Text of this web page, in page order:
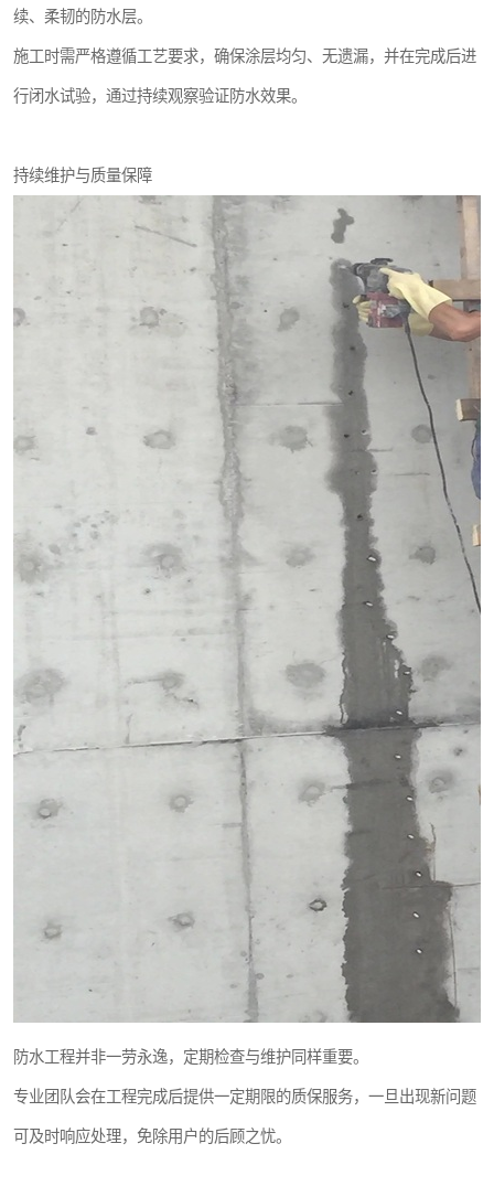
续、柔韧的防水层。
施工时需严格遵循工艺要求，确保涂层均匀、无遗漏，并在完成后进
行闭水试验，通过持续观察验证防水效果。
持续维护与质量保障
防水工程并非一劳永逸，定期检查与维护同样重要。
专业团队会在工程完成后提供一定期限的质保服务，一旦出现新问题
可及时响应处理，免除用户的后顾之忧。